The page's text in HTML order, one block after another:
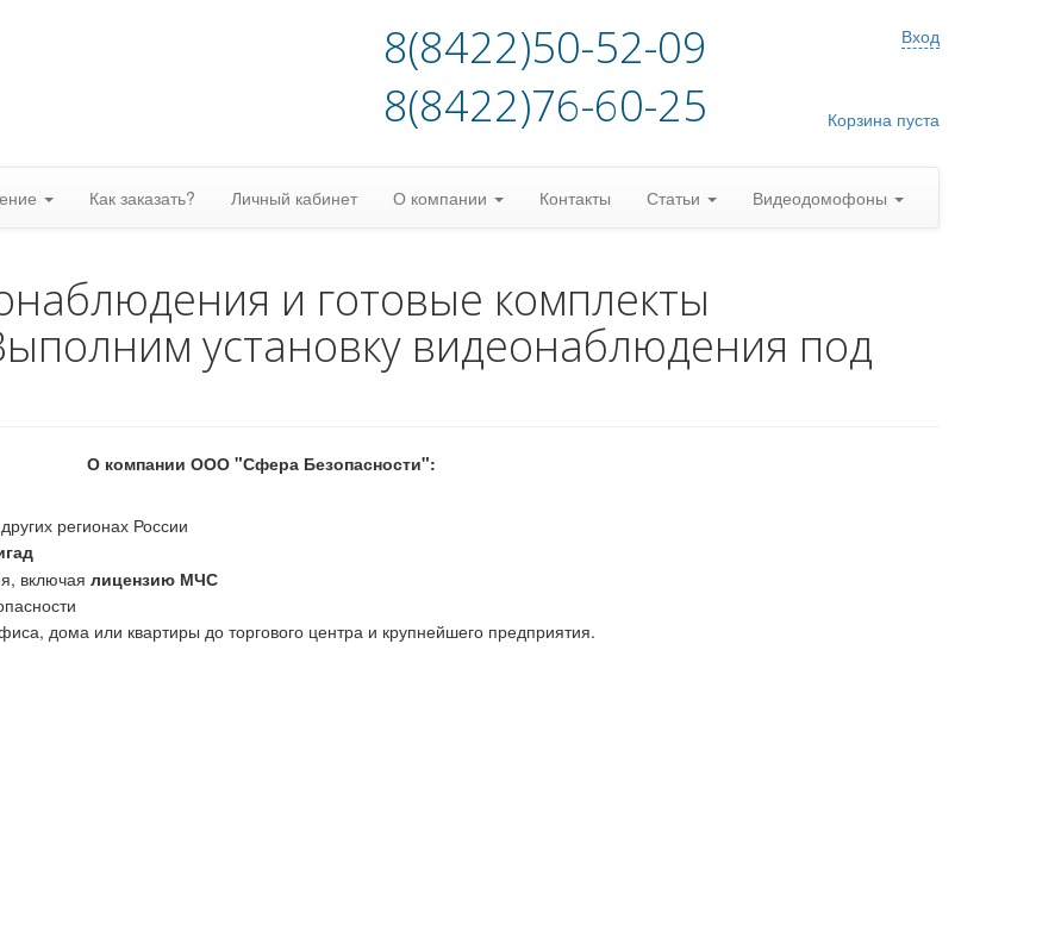
8(8422)50-52-09
8(8422)76-60-25
Вход
Корзина пуста
Как заказать? Личный кабинет О компании Контакты Статьи Видеодомофоны
и готовые комплекты
установку видеонаблюдения под
О компании ООО "Сфера Безопасности":
регионах России
включая лицензию МЧС
дома или квартиры до торгового центра и крупнейшего предприятия.